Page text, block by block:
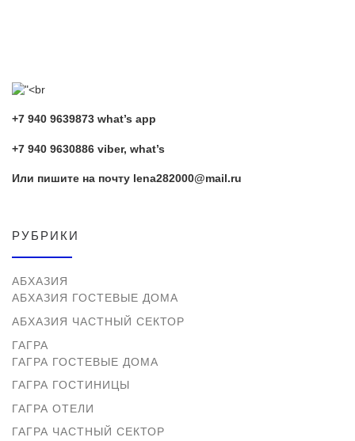
+7 940 9639873 what’s app
+7 940 9630886 viber, what’s
Или пишите на почту lena282000@mail.ru
РУБРИКИ
АБХАЗИЯ
АБХАЗИЯ ГОСТЕВЫЕ ДОМА
АБХАЗИЯ ЧАСТНЫЙ СЕКТОР
ГАГРА
ГАГРА ГОСТЕВЫЕ ДОМА
ГАГРА ГОСТИНИЦЫ
ГАГРА ОТЕЛИ
ГАГРА ЧАСТНЫЙ СЕКТОР